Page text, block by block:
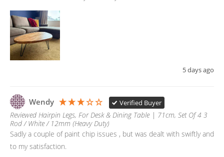
5 days ago
Wendy Verified Buyer
Reviewed Hairpin Legs, For Desk & Dining Table | 71cm, Set Of 4 3
Rod / White / 12mm (Heavy Duty)
Sadly a couple of paint chip issues , but was dealt with swiftly and
to my satisfaction.